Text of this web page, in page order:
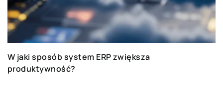
W jaki sposób system ERP zwiększa
produktywność?